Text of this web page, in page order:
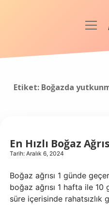
Anasayfa
Etiket: Boğazda
En Hızlı Boğaz
Tarih: Aralık 6, 2024
Boğaz ağrısı 1 günde
boğaz ağrısı 1 hafta ile 10
süre içerisinde rahatsızlık